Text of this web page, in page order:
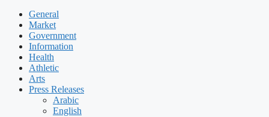
General
Market
Government
Information
Health
Athletic
Arts
Press Releases
Arabic
English